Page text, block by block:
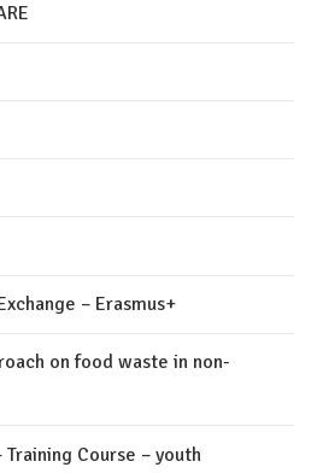
– Erasmus+
on food waste in non-
Training Course – youth